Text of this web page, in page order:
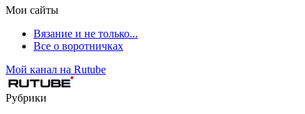
Мои сайты
Вязание и не только...
Все о воротничках
Мой канал на Rutube
Рубрики